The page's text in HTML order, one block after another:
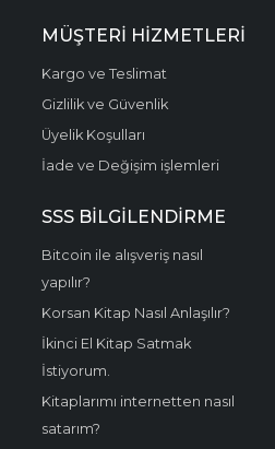
MÜŞTERİ HİZMETLERİ
Kargo ve Teslimat
Gizlilik ve Güvenlik
Üyelik Koşulları
İade ve Değişim işlemleri
SSS BİLGİLENDİRME
Bitcoin ile alışveriş nasıl
yapılır?
Korsan Kitap Nasıl Anlaşılır?
İkinci El Kitap Satmak
İstiyorum.
Kitaplarımı internetten nasıl
satarım?